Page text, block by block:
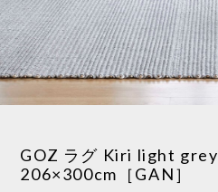
GOZ ラグ Kiri light grey
206×300cm［GAN］